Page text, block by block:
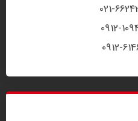
021-
0912-
0912-